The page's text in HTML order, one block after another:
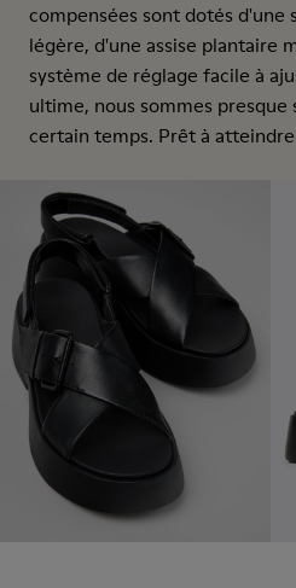
compensées sont dotés d'une
légère, d'une assise plantaire
système de réglage facile à
ultime, nous sommes
certain temps. Prêt à